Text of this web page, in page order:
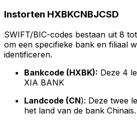
Instorten HXBKCNBJCSD
SWIFT/BIC-codes bestaan uit 8
om een specifieke bank en filiaal
identificeren.
Bankcode (HXBK): Deze 4
XIA BANK
Landcode (CN): Deze twee
het land van de bank Chinais.